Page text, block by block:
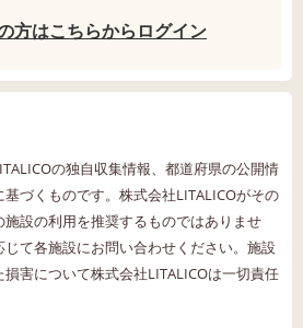
方はこちらからログイン
の独自収集情報、都道府県の公開情
づくものです。株式会社LITALICOがその
設の利用を推奨するものではありませ
て各施設にお問い合わせください。施設
害について株式会社LITALICOは一切責任